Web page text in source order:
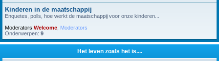
Kinderen in de maatschappij
Enquetes, polls, hoe werkt de maatschappij voor onze kinderen...
Moderators:Welcome Moderators
Onderwerpen: 9
Het leven zoals het is....